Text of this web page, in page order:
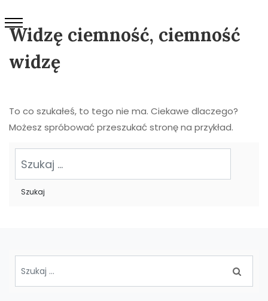
Widzę ciemność, ciemność
widzę
To co szukałeś, to tego nie ma. Ciekawe dlaczego?
Możesz spróbować przeszukać stronę na przykład.